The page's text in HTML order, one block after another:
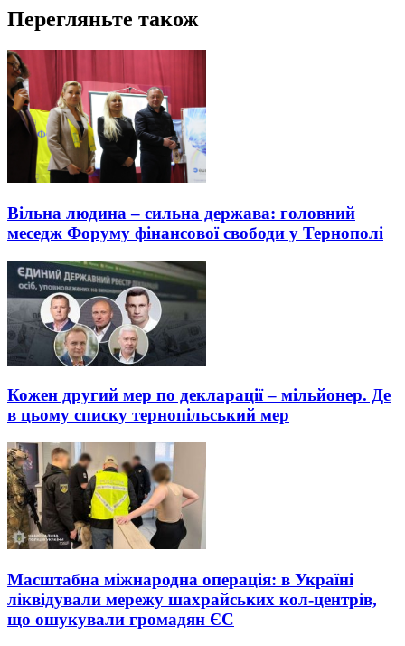
Перегляньте також
Вільна людина – сильна держава: головний
меседж Форуму фінансової свободи у Тернополі
Кожен другий мер по декларації – мільйонер. Де
в цьому списку тернопільський мер
Масштабна міжнародна операція: в Україні
ліквідували мережу шахрайських кол-центрів,
що ошукували громадян ЄС